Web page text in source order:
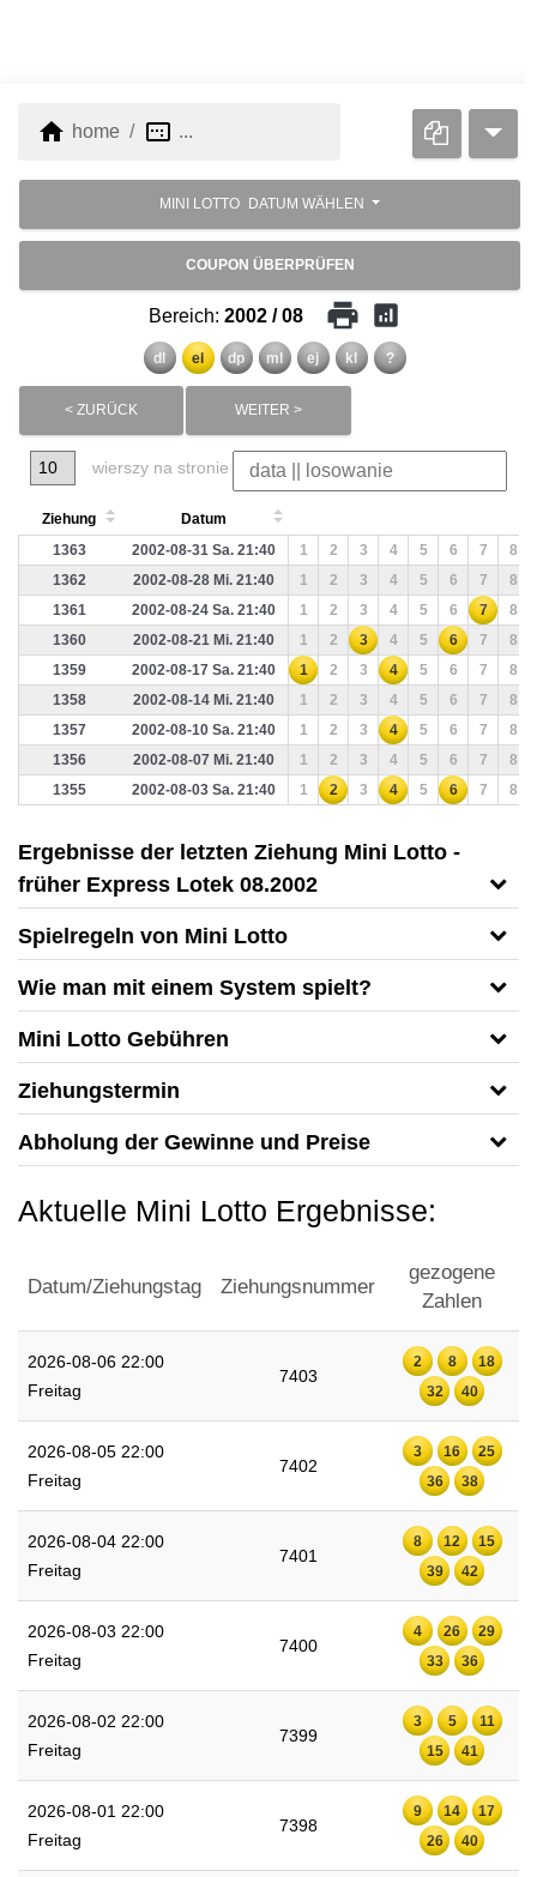
home home image_aspect_ratio ...
MINI LOTTO DATUM WÄHLEN
COUPON ÜBERPRÜFEN
Bereich: 2002 / 08 print analytics
dl el dp ml ej kl ?
< ZURÜCK WEITER >
wierszy na stronie
Ziehung
Datum
1363
2002-08-31 Sa. 21:40 1 2 3 4 5 6 7
8
1362
2002-08-28 Mi. 21:40 1 2 3 4 5 6 7
8
1361
2002-08-24 Sa. 21:40 1 2 3 4 5 6 7
8
1360
2002-08-21 Mi. 21:40 1 2 3 4 5 6 7
8
1359
2002-08-17 Sa. 21:40 1 2 3 4 5 6 7
8
1358
2002-08-14 Mi. 21:40 1 2 3 4 5 6 7
8
1357
2002-08-10 Sa. 21:40 1 2 3 4 5 6 7
8
1356
2002-08-07 Mi. 21:40 1 2 3 4 5 6 7
8
1355
2002-08-03 Sa. 21:40 1 2 3 4 5 6 7 8
Ergebnisse der letzten Ziehung Mini Lotto -
früher Express Lotek 08.2002
Spielregeln von Mini Lotto
Wie man mit einem System spielt?
Mini Lotto Gebühren
Ziehungstermin
Abholung der Gewinne und Preise
Aktuelle Mini Lotto Ergebnisse:
Datum/Ziehungstag Ziehungsnummer
gezogene
Zahlen
2026-08-06 22:00
Freitag
7403
2 8
18
32
40
2026-08-05 22:00
Freitag
7402
3 16
25
36
38
2026-08-04 22:00
Freitag
7401
8 12
15
39
42
2026-08-03 22:00
Freitag
7400
4 26
29
33
36
2026-08-02 22:00
Freitag
7399
3 5
11
15
41
2026-08-01 22:00
Freitag
7398
9 14
17
26
40